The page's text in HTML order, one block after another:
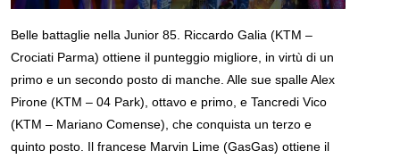
Belle battaglie nella Junior 85. Riccardo Galia (KTM –
Crociati Parma) ottiene il punteggio migliore, in virtù di un
primo e un secondo posto di manche. Alle sue spalle Alex
Pirone (KTM – 04 Park), ottavo e primo, e Tancredi Vico
(KTM – Mariano Comense), che conquista un terzo e
quinto posto. Il francese Marvin Lime (GasGas) ottiene il